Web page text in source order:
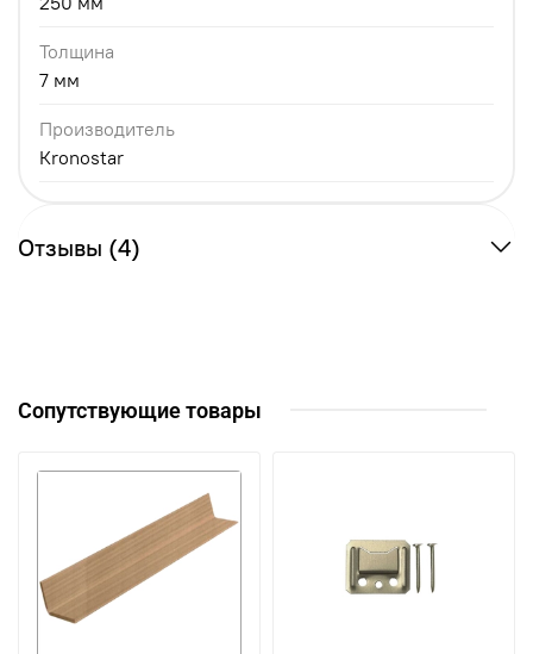
Толщина
7 мм
Производитель
Кronostar
Отзывы (4)
Сопутствующие товары